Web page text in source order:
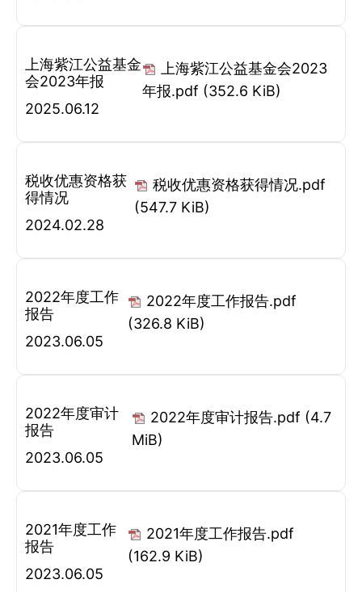
上海紫江公益基金
会2023年报
2025.06.12
上海紫江公益基金会2023
年报.pdf (352.6 KiB)
税收优惠资格获
得情况
2024.02.28
税收优惠资格获得情况.pdf
(547.7 KiB)
2022年度工作
报告
2023.06.05
2022年度工作报告.pdf
(326.8 KiB)
2022年度审计
报告
2023.06.05
2022年度审计报告.pdf (4.7
MiB)
2021年度工作
报告
2023.06.05
2021年度工作报告.pdf
(162.9 KiB)